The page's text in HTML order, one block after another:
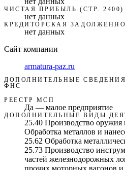
ЧИСТАЯ ПРИБЫЛЬ (СТР. 2400)
нет данных
КРЕДИТОРСКАЯ
нет данных
Сайт компании
armatura-paz.ru
ДОПОЛНИТЕЛЬНЫЕ
ФНС
РЕЕСТР МСП
Да — малое предприятие
ДОПОЛНИТЕЛЬНЫЕ ВИДЫ
25.40 Производство оружия
Обработка металлов и
25.62 Обработка
25.73 Производство
частей железнодорожных